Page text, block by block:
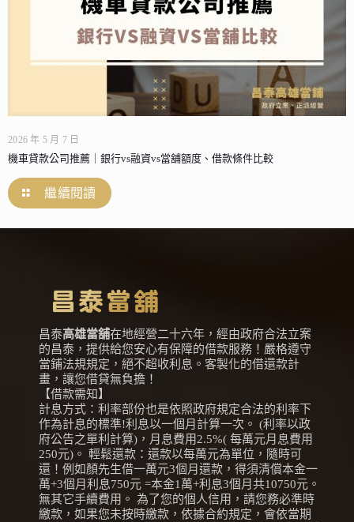
2026 年 5 月 7 日
機車貸款公司推薦｜銀行vs融資vs當舖額度、借款條件比較
繼續閱讀
昌泰高雄當舖在地經營二十六年，經由政府合法立案
的昌泰，提供給您安心有保障的借款服務！嚴格遵守
當鋪法規規定，絕不超收利息。客製化的借還款計
畫，讓您借貸無負擔！
【借款需知】
計息方式：利率部份也是依照政府規定合法的利率下
作為計息的標準!利息以一個月計算一次。 (利率以政
府公告之單利計算)，月息費用2.5%( 每萬元月息費用
250元)。 輕鬆還款：還款以每萬元為單位，隨時可
還！例如顏先生借一萬元3個月還款，得須清償本金一
萬+3個月利息750元 =本金1萬+利息3個月共10750元。
無其它手續費用。 為了您的個人信用，請您務必準時
繳款，如果您未按時繳款，依據合約規定，會依當期